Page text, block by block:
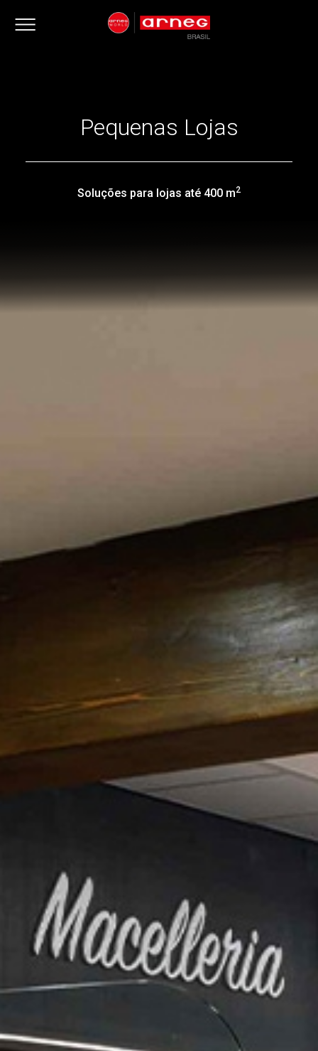
Pequenas Lojas
Soluções para lojas até 400 m2